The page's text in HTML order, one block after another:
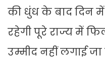
की धुंध के बाद दिन
रहेगी पूरे राज्य में
उम्मीद नहीं लगाई